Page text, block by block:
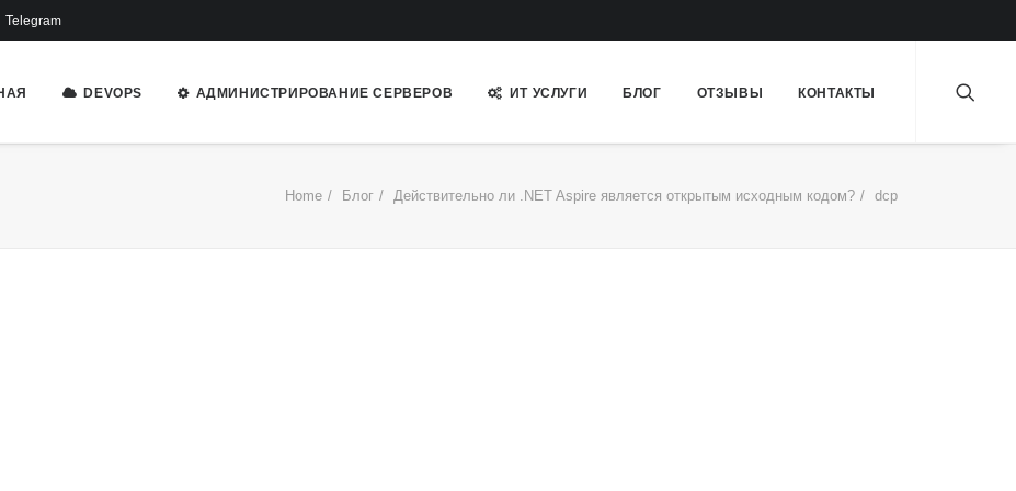
Telegram
DEVOPS АДМИНИСТРИРОВАНИЕ СЕРВЕРОВ ИТ УСЛУГИ БЛОГ ОТЗЫВЫ КОНТАКТЫ
Home Блог Действительно ли .NET Aspire является открытым исходным кодом? dcp